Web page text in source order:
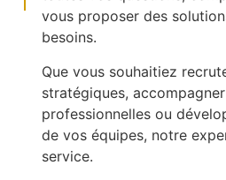
vous proposer des
besoins.
Que vous souhaitiez
stratégiques,
professionnelles ou
de vos équipes, notre
service.